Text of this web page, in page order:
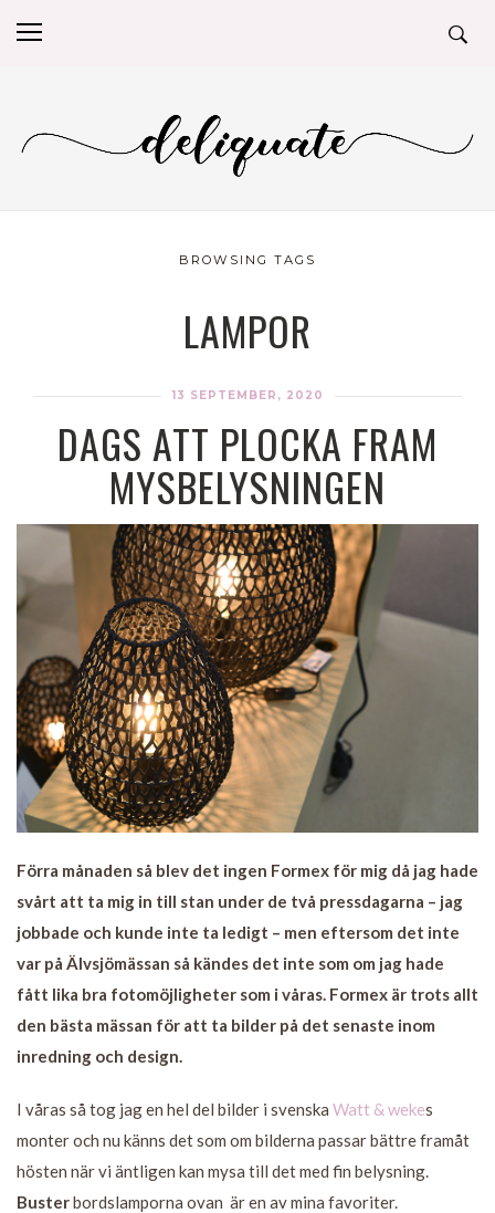
BROWSING TAGS
LAMPOR
13 SEPTEMBER, 2020
DAGS ATT PLOCKA FRAM
MYSBELYSNINGEN
Förra månaden så blev det ingen Formex för mig då jag hade
svårt att ta mig in till stan under de två pressdagarna – jag
jobbade och kunde inte ta ledigt – men eftersom det inte
var på Älvsjömässan så kändes det inte som om jag hade
fått lika bra fotomöjligheter som i våras. Formex är trots allt
den bästa mässan för att ta bilder på det senaste inom
inredning och design.
I våras så tog jag en hel del bilder i svenska Watt & wekes
monter och nu känns det som om bilderna passar bättre framåt
hösten när vi äntligen kan mysa till det med fin belysning.
Busterbordslamporna ovan är en av mina favoriter.